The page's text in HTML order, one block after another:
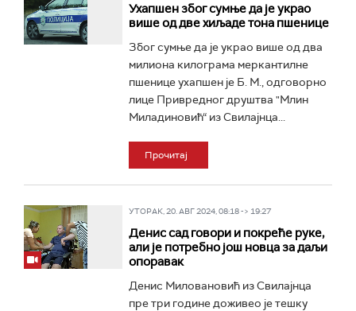
Ухапшен због сумње да је украо
више од две хиљаде тона пшенице
Због сумње да је украо више од два
милиона килограма меркантилне
пшенице ухапшен је Б. М., одговорно
лице Привредног друштва "Млин
Миладиновић“ из Свилајнца...
Прочитај
УТОРАК, 20. АВГ 2024, 08:18 -> 19:27
Денис сад говори и покреће руке,
али је потребно још новца за даљи
опоравак
Денис Миловановић из Свилајнца
пре три године доживео је тешку